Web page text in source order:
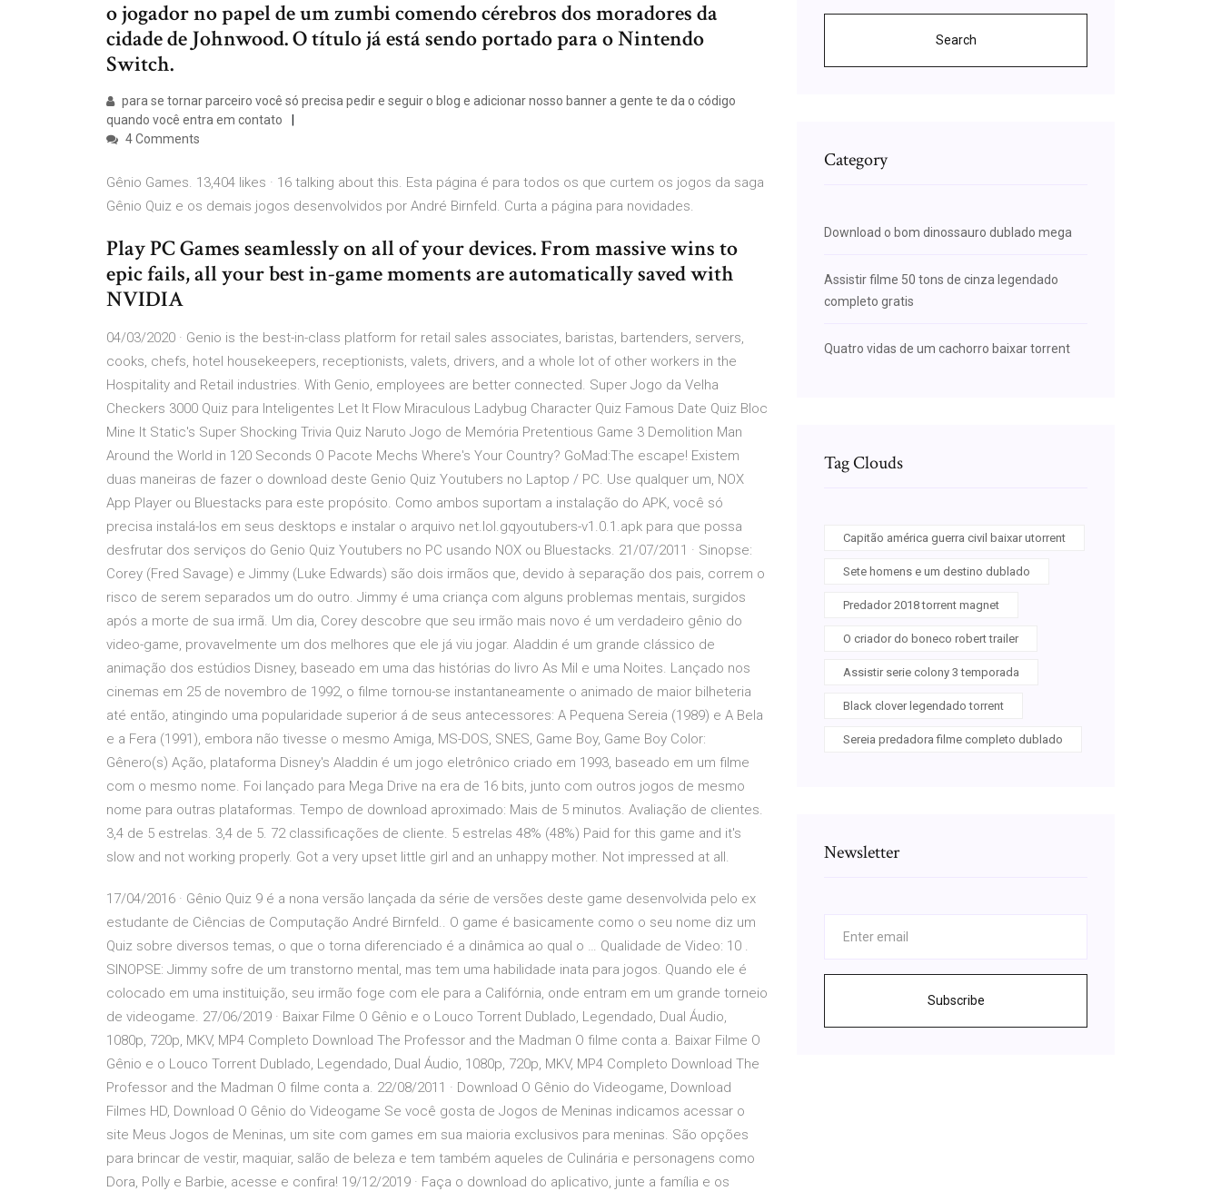
o jogador no papel de um zumbi comendo cérebros dos moradores da
cidade de Johnwood. O título já está sendo portado para o Nintendo
Switch.
para se tornar parceiro você só precisa pedir e seguir o blog e adicionar nosso banner a gente te da o código
quando você entra em contato
4 Comments
Gênio Games. 13,404 likes · 16 talking about this. Esta página é para todos os que curtem os jogos da saga
Gênio Quiz e os demais jogos desenvolvidos por André Birnfeld. Curta a página para novidades.
Play PC Games seamlessly on all of your devices. From massive wins to
epic fails, all your best in-game moments are automatically saved with
NVIDIA
04/03/2020 · Genio is the best-in-class platform for retail sales associates, baristas, bartenders, servers,
cooks, chefs, hotel housekeepers, receptionists, valets, drivers, and a whole lot of other workers in the
Hospitality and Retail industries. With Genio, employees are better connected. Super Jogo da Velha
Checkers 3000 Quiz para Inteligentes Let It Flow Miraculous Ladybug Character Quiz Famous Date Quiz Bloc
Mine It Static's Super Shocking Trivia Quiz Naruto Jogo de Memória Pretentious Game 3 Demolition Man
Around the World in 120 Seconds O Pacote Mechs Where's Your Country? GoMad:The escape! Existem
duas maneiras de fazer o download deste Genio Quiz Youtubers no Laptop / PC. Use qualquer um, NOX
App Player ou Bluestacks para este propósito. Como ambos suportam a instalação do APK, você só
precisa instalá-los em seus desktops e instalar o arquivo net.lol.gqyoutubers-v1.0.1.apk para que possa
desfrutar dos serviços do Genio Quiz Youtubers no PC usando NOX ou Bluestacks. 21/07/2011 · Sinopse:
Corey (Fred Savage) e Jimmy (Luke Edwards) são dois irmãos que, devido à separação dos pais, correm o
risco de serem separados um do outro. Jimmy é uma criança com alguns problemas mentais, surgidos
após a morte de sua irmã. Um dia, Corey descobre que seu irmão mais novo é um verdadeiro gênio do
video-game, provavelmente um dos melhores que ele já viu jogar. Aladdin é um grande clássico de
animação dos estúdios Disney, baseado em uma das histórias do livro As Mil e uma Noites. Lançado nos
cinemas em 25 de novembro de 1992, o filme tornou-se instantaneamente o animado de maior bilheteria
até então, atingindo uma popularidade superior á de seus antecessores: A Pequena Sereia (1989) e A Bela
e a Fera (1991), embora não tivesse o mesmo Amiga, MS-DOS, SNES, Game Boy, Game Boy Color:
Gênero(s) Ação, plataforma Disney's Aladdin é um jogo eletrônico criado em 1993, baseado em um filme
com o mesmo nome. Foi lançado para Mega Drive na era de 16 bits, junto com outros jogos de mesmo
nome para outras plataformas. Tempo de download aproximado: Mais de 5 minutos. Avaliação de clientes.
3,4 de 5 estrelas. 3,4 de 5. 72 classificações de cliente. 5 estrelas 48% (48%) Paid for this game and it's
slow and not working properly. Got a very upset little girl and an unhappy mother. Not impressed at all.
17/04/2016 · Gênio Quiz 9 é a nona versão lançada da série de versões deste game desenvolvida pelo ex
estudante de Ciências de Computação André Birnfeld.. O game é basicamente como o seu nome diz um
Quiz sobre diversos temas, o que o torna diferenciado é a dinâmica ao qual o … Qualidade de Video: 10 .
SINOPSE: Jimmy sofre de um transtorno mental, mas tem uma habilidade inata para jogos. Quando ele é
colocado em uma instituição, seu irmão foge com ele para a Califórnia, onde entram em um grande torneio
de videogame. 27/06/2019 · Baixar Filme O Gênio e o Louco Torrent Dublado, Legendado, Dual Áudio,
1080p, 720p, MKV, MP4 Completo Download The Professor and the Madman O filme conta a. Baixar Filme O
Gênio e o Louco Torrent Dublado, Legendado, Dual Áudio, 1080p, 720p, MKV, MP4 Completo Download The
Professor and the Madman O filme conta a. 22/08/2011 · Download O Gênio do Videogame, Download
Filmes HD, Download O Gênio do Videogame Se você gosta de Jogos de Meninas indicamos acessar o
site Meus Jogos de Meninas, um site com games em sua maioria exclusivos para meninas. São opções
para brincar de vestir, maquiar, salão de beleza e tem também aqueles de Culinária e personagens como
Dora, Polly e Barbie, acesse e confira! 19/12/2019 · Faça o download do aplicativo, junte a família e os
Search
Category
Download o bom dinossauro dublado mega
Assistir filme 50 tons de cinza legendado
completo gratis
Quatro vidas de um cachorro baixar torrent
Tag Clouds
Capitão américa guerra civil baixar utorrent
Sete homens e um destino dublado
Predador 2018 torrent magnet
O criador do boneco robert trailer
Assistir serie colony 3 temporada
Black clover legendado torrent
Sereia predadora filme completo dublado
Newsletter
Subscribe